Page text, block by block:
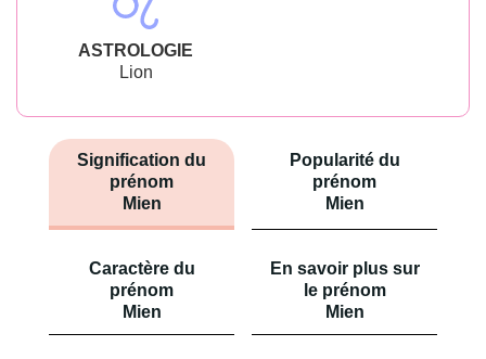
ASTROLOGIE
Lion
Signification du
prénom
Mien
Popularité du
prénom
Mien
Caractère du
prénom
Mien
En savoir plus sur
le prénom
Mien